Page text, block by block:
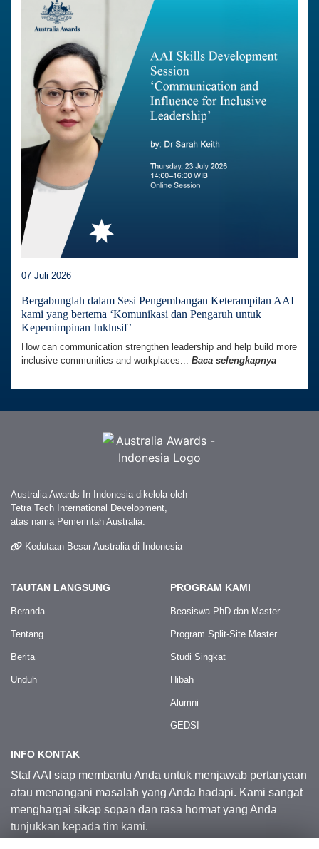
07 Juli 2026
Bergabunglah dalam Sesi Pengembangan Keterampilan AAI
kami yang bertema ‘Komunikasi dan Pengaruh untuk
Kepemimpinan Inklusif’
How can communication strengthen leadership and help build more
inclusive communities and workplaces... Baca selengkapnya
Australia Awards In Indonesia dikelola oleh
Tetra Tech International Development,
atas nama Pemerintah Australia.
Kedutaan Besar Australia di Indonesia
TAUTAN LANGSUNG
Beranda
Tentang
Berita
Unduh
PROGRAM KAMI
Beasiswa PhD dan Master
Program Split-Site Master
Studi Singkat
Hibah
Alumni
GEDSI
INFO KONTAK
Staf AAI siap membantu Anda untuk menjawab pertanyaan
atau menangani masalah yang Anda hadapi. Kami sangat
menghargai sikap sopan dan rasa hormat yang Anda
tunjukkan kepada tim kami.